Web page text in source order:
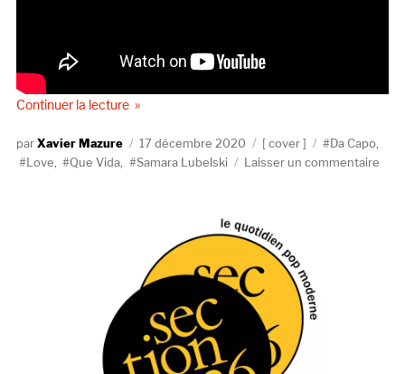
Continuer la lecturede « Samara Lubelski reprend « ¡Que Vida! » de
AuteurXavier Mazure
Publié
le
17 décembre 2020 Catégories
cover Étiquettes
Da Capo
Love
Que Vida Samara Lubelski Laisser un commentairesur